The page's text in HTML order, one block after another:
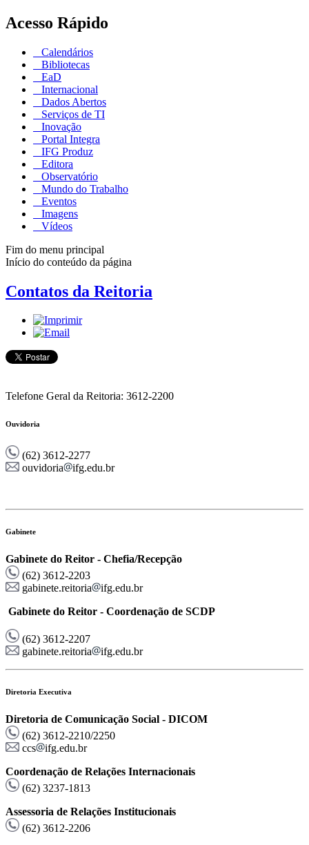
Acesso Rápido
Calendários
Bibliotecas
EaD
Internacional
Dados Abertos
Serviços de TI
Inovação
Portal Integra
IFG Produz
Editora
Observatório
Mundo do Trabalho
Eventos
Imagens
Vídeos
Fim do menu principal
Início do conteúdo da página
Contatos da Reitoria
Telefone Geral da Reitoria: 3612-2200
Ouvidoria
(62) 3612-2277
ouvidoria
ifg.edu.br
Gabinete
Gabinete do Reitor - Chefia/Recepção
(62) 3612-2203
gabinete.reitoria
ifg.edu.br
Gabinete do Reitor - Coordenação de SCDP
(62) 3612-2207
gabinete.reitoria
ifg.edu.br
Diretoria Executiva
Diretoria de Comunicação Social - DICOM
(62) 3612-2210/2250
ccs
ifg.edu.br
Coordenação de Relações Internacionais
(62) 3237-1813
Assessoria de Relações Institucionais
(62) 3612-2206